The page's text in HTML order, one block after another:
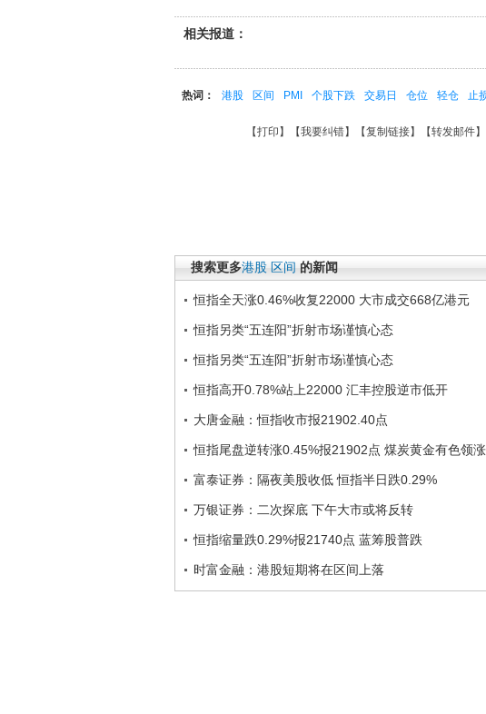
相关报道：
热词： 港股 区间 PMI 个股下跌 交易日 仓位 轻仓 止
【打印 】【我要纠错】【复制链接】【转发邮件
搜索更多港股 区间 的新闻
恒指全天涨0.46%收复22000 大市成交668亿港元
恒指另类“五连阳”折射市场谨慎心态
恒指另类“五连阳”折射市场谨慎心态
恒指高开0.78%站上22000 汇丰控股逆市低开
大唐金融：恒指收市报21902.40点
恒指尾盘逆转涨0.45%报21902点 煤炭黄金有色领涨
富泰证券：隔夜美股收低 恒指半日跌0.29%
万银证券：二次探底 下午大市或将反转
恒指缩量跌0.29%报21740点 蓝筹股普跌
时富金融：港股短期将在区间上落